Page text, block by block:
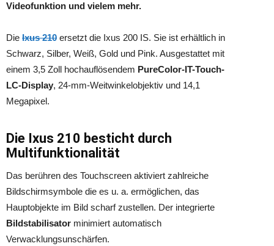
Videofunktion und vielem mehr.
Die Ixus 210 ersetzt die Ixus 200 IS. Sie ist erhältlich in
Schwarz, Silber, Weiß, Gold und Pink. Ausgestattet mit
einem 3,5 Zoll hochauflösendem PureColor-IT-Touch-
LC-Display, 24-mm-Weitwinkelobjektiv und 14,1
Megapixel.
Die Ixus 210 besticht durch
Multifunktionalität
Das berühren des Touchscreen aktiviert zahlreiche
Bildschirmsymbole die es u. a. ermöglichen, das
Hauptobjekte im Bild scharf zustellen. Der integrierte
Bildstabilisator minimiert automatisch
Verwacklungsunschärfen.